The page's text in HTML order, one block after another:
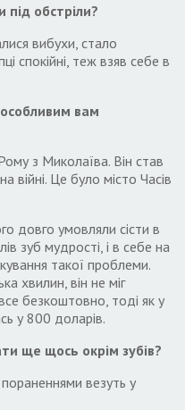
обстріли?
вибухи, стало
спокійні, теж взяв себе в
вам
з Миколаїва. Він став
війні. Це було місто Часів
довго умовляли сісти в
зуб мудрості, і в себе на
такої проблеми.
хвилин, він не міг
безкоштовно, тоді як у
у 800 доларів.
ще щось окрім зубів?
везуть у